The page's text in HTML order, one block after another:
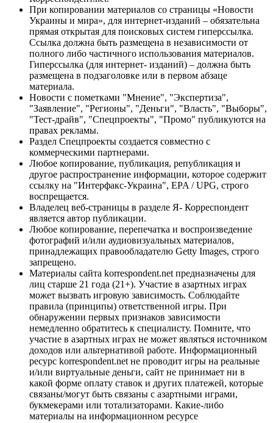
При копировании материалов со страницы «Новости
Украины и мира», для интернет-изданий – обязательна
прямая открытая для поисковых систем гиперссылка.
Ссылка должна быть размещена в независимости от
полного либо частичного использования материалов.
Гиперссылка (для интернет- изданий) – должна быть
размещена в подзаголовке или в первом абзаце
материала.
Новости с пометками "Мнение", "Экспертиза",
"Заявление", "Регионы", "Деньги", "Власть", "Выборы",
"Тест-драйв", "Спецпроекты", "Промо" публикуются на
правах рекламы.
Раздел Спецпроекты создается совместно с
коммерческими партнерами.
Любое копирование, публикация, републикация и
другое распространение информации, которое содержит
ссылку на "Интерфакс-Украина", EPA / UPG, строго
воспрещается.
Владелец веб-страницы в разделе Я- Корреспондент
является автор публикации.
Любое копирование, перепечатка и воспроизведение
фотографий и/или аудиовизуальных материалов,
принадлежащих правообладателю Getty Images, строго
запрещено.
Материалы сайта korrespondent.net предназначены для
лиц старше 21 года (21+). Участие в азартных играх
может вызвать игровую зависимость. Соблюдайте
правила (принципы) ответственной игры. При
обнаружении первых признаков зависимости
немедленно обратитесь к специалисту. Помните, что
участие в азартных играх не может являться источником
доходов или альтернативой работе. Информационный
ресурс korrespondent.net не проводит игры на реальные
и/или виртуальные деньги, сайт не принимает ни в
какой форме оплату ставок и других платежей, которые
связаны/могут быть связаны с азартными играми,
букмекерами или тотализаторами. Какие-либо
материалы на информационном ресурсе